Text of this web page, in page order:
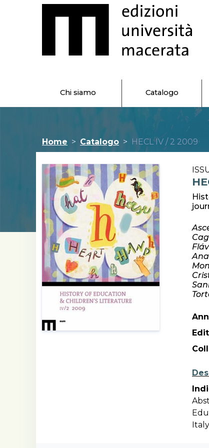
Chi siamo Catalogo
Home Catalogo HECL IV / 2 2009